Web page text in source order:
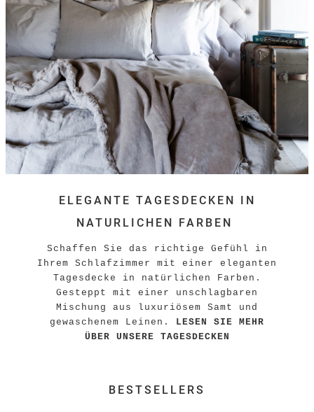
ELEGANTE TAGESDECKEN IN
NATU RLICHEN FARBEN
Schaffen Sie das richtige Gefühl in
Ihrem Schlafzimmer mit einer eleganten
Tagesdecke in natürlichen Farben.
Gesteppt mit einer unschlagbaren
Mischung aus luxuriösem Samt und
gewaschenem Leinen. LESEN SIE MEHR
ÜBER UNSERE TAGESDECKEN
BESTSELLERS